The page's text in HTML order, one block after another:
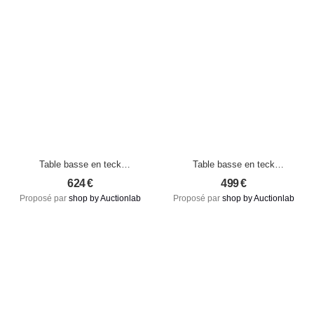
Table basse en teck
recyclé – Épure naturelle,
création contemporaine
624€
Proposé par shop by Auctionlab
Table basse en teck
recyclé – Épure naturelle,
création contemporaine
Taille S
499€
Proposé par shop by Auctionlab